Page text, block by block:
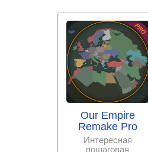
Our Empire
Remake Pro
Интересная
пошаговая